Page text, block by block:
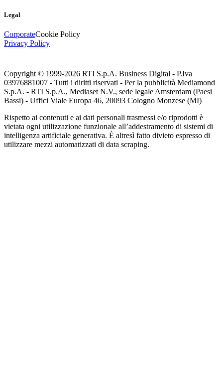
Legal
CorporateCookie Policy
Privacy Policy
Copyright © 1999-2026 RTI S.p.A. Business Digital - P.Iva
03976881007 - Tutti i diritti riservati - Per la pubblicità Mediamond
S.p.A. - RTI S.p.A., Mediaset N.V., sede legale Amsterdam (Paesi
Bassi) - Uffici Viale Europa 46, 20093 Cologno Monzese (MI)
Rispetto ai contenuti e ai dati personali trasmessi e/o riprodotti è
vietata ogni utilizzazione funzionale all’addestramento di sistemi di
intelligenza artificiale generativa. È altresì fatto divieto espresso di
utilizzare mezzi automatizzati di data scraping.